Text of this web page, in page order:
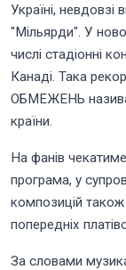
Україні, невдовзі
"Мільярди". У
числі стадіонні
Канадi. Така
ОБМЕЖЕНЬ
країни.
На фанів
програма, у
композицій також
попередніх
За словами